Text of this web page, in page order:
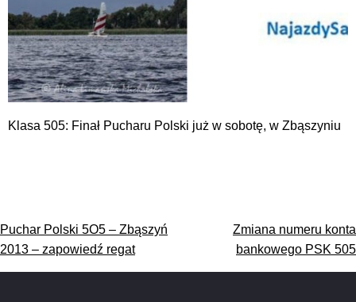
Klasa 505: Finał Pucharu Polski już w sobotę, w Zbąszyniu
Nawigacja
wpisu
Puchar Polski 5O5 – Zbąszyń
2013 – zapowiedź regat
Zmiana numeru konta
bankowego PSK 505